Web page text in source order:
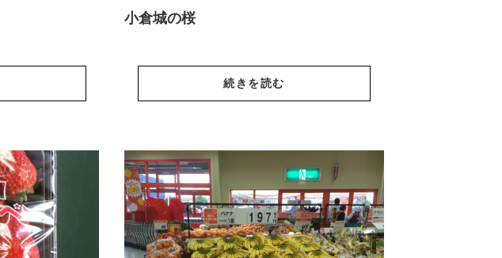
小倉城の桜
続きを読む